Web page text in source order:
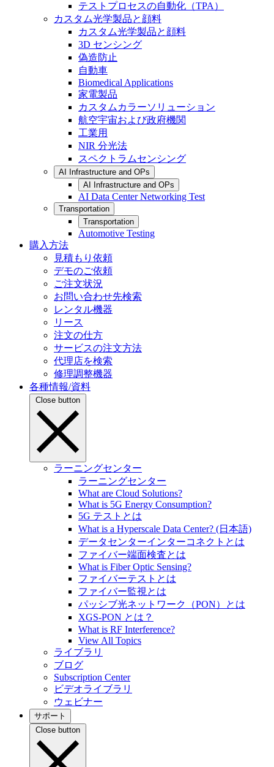
テストプロセスの自動化（TPA）
カスタム光学製品と顔料
カスタム光学製品と顔料
3D センシング
偽造防止
自動車
Biomedical Applications
家電製品
カスタムカラーソリューション
航空宇宙および政府機関
工業用
NIR 分光法
スペクトラムセンシング
AI Infrastructure and OPs
AI Infrastructure and OPs
AI Data Center Networking Test
Transportation
Transportation
Automotive Testing
購入方法
見積もり依頼
デモのご依頼
ご注文状況
お問い合わせ先検索
レンタル機器
リース
注文の仕方
サービスの注文方法
代理店を検索
修理調整機器
各種情報/資料
Close button
ラーニングセンター
ラーニングセンター
What are Cloud Solutions?
What is 5G Energy Consumption?
5G テストとは
What is a Hyperscale Data Center? (日本語)
データセンターインターコネクトとは
ファイバー端面検査とは
What is Fiber Optic Sensing?
ファイバーテストとは
ファイバー監視とは
パッシブ光ネットワーク（PON）とは
XGS-PON とは？
What is RF Interference?
View All Topics
ライブラリ
ブログ
Subscription Center
ビデオライブラリ
ウェビナー
サポート
Close button